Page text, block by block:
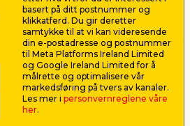
basert på ditt postnummer og
klikkatferd. Du gir deretter
samtykke til at vi kan videresende
din e-postadresse og postnummer
til Meta Platforms Ireland Limited
og Google Ireland Limited for å
målrette og optimalisere vår
markedsføring på tvers av kanaler.
Les mer i personvernreglene våre
her.